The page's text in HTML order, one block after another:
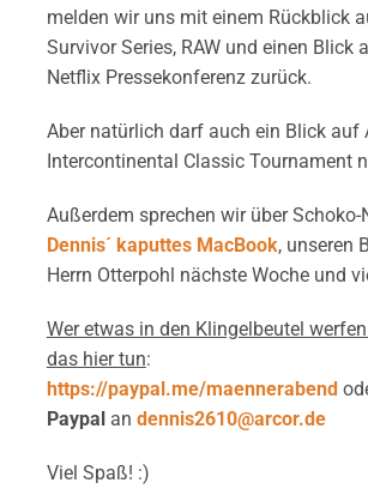
melden wir uns mit einem Rückblick
Survivor Series, RAW und einen Blick
Netflix Pressekonferenz zurück.
Aber natürlich darf auch ein Blick auf
Intercontinental Classic Tournament
Außerdem sprechen wir über Schoko-
Dennis´ kaputtes MacBook, unseren
Herrn Otterpohl nächste Woche und
Wer etwas in den Klingelbeutel
das hier tun:
https://paypal.me/maennerabend
Paypalan dennis2610@arcor.de
Viel Spaß! :)